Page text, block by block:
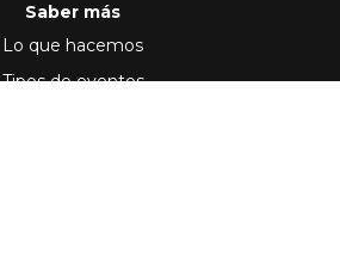
Saber más
Lo que hacemos
Tipos de eventos